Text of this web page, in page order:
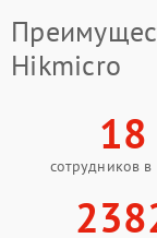
Hikmicro
18
сотрудников в